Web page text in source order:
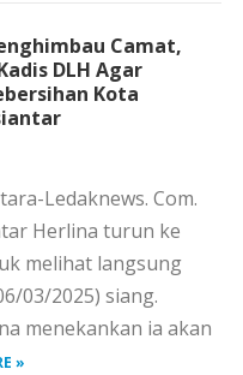
Camat,
DLH Agar
Kota
Ledaknews. Com.
Herlina turun ke
melihat langsung
03/2025) siang.
menekankan ia akan
»